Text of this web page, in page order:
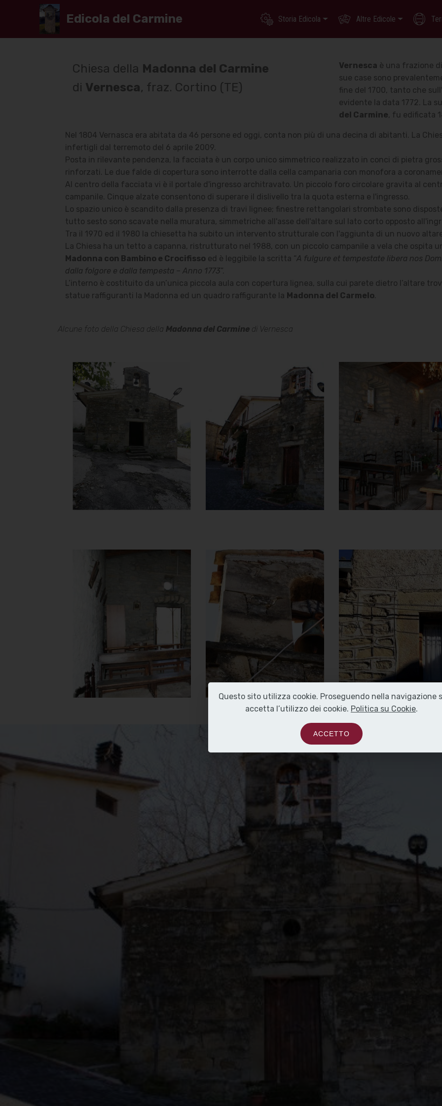
Chiesa della Madonna del Carmine
di Vernesca, fraz. Cortino (TE)
Vernesca è una frazione
sue case sono
fine del 1700, tanto che
evidente la data 1772. La
del Carmine, fu edificata
Nel 1804 Vernasca era abitata da 46 persone ed oggi, conta non più di una decina di abitanti. La
infertigli dal terremoto del 6 aprile 2009.
Posta in rilevante pendenza, la facciata è un corpo unico simmetrico realizzato in conci di pietra
rinforzati. Le due falde di copertura sono interrotte dalla cella campanaria con monofora a
Al centro della facciata vi è il portale d'ingresso architravato. Un piccolo foro circolare gravita al
campanile. Cinque alzate consentono di superare il dislivello tra la quota esterna e l'ingresso.
Lo spazio unico è scandito dalla presenza di travi lignee; finestre rettangolari strombate sono
tutto sesto sono scavate nella muratura, simmetriche all'asse dell'altare sul lato corto opposto
Tra il 1970 ed il 1980 la chiesetta ha subito un intervento strutturale con l'aggiunta di un nuovo
La Chiesa ha un tetto a capanna, ristrutturato nel 1988, con un piccolo campanile a vela che ospita
Madonna con Bambino e Crocifisso ed è leggibile la scritta “A fulgure et tempestate libera nos
dalla folgore e dalla tempesta – Anno 1773”.
L’interno è costituito da un’unica piccola aula con copertura lignea, sulla cui parete dietro l’altare
statue raffiguranti la Madonna ed un quadro raffigurante la Madonna del Carmelo.
Alcune foto della Chiesa della Madonna del Carmine di Vernesca
Chiesa della
Madonna del
Carmine
Clicca per ingrandire
Chiesa della
Madonna del
Carmine
Clicca per ingrandire
Chiesa della
Madonna del
[
Clicca per ingrandire
Chiesa della
Madonna del
Clicca per ingrandire
FChiesa della
Carmine
Campanile
Clicca per ingrandire
Chiesa della
Madonna del
Carmine
Trave finestra
[
Clicca per ingrandire
Edicola del Carmine Storia Edicola Altre Edicole
Questo sito utilizza cookie. Proseguendo nella navigazione
accetta l’utilizzo dei cookie. Politica su Cookie.
ACCETTO